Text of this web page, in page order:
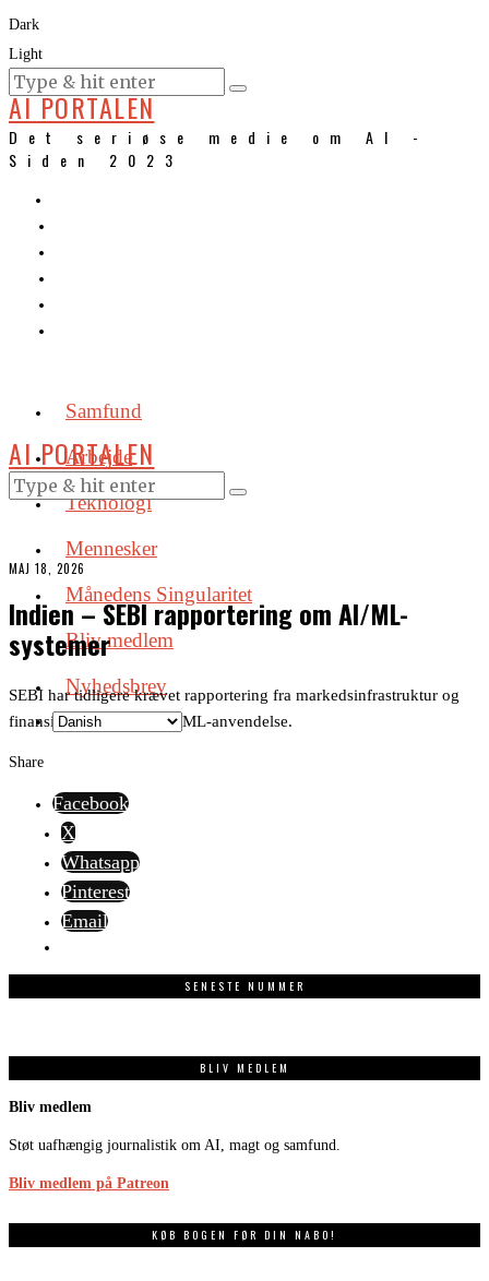
Dark
Light
KURSER
AI PORTALEN
Det seriøse medie om AI -
Siden 2023
Samfund
Arbejde
Teknologi
Mennesker
Månedens Singularitet
Bliv medlem
Nyhedsbrev
AI PORTALEN
MAJ 18, 2026
Indien – SEBI rapportering om AI/ML-
systemer
SEBI har tidligere krævet rapportering fra markedsinfrastruktur og
finansielle aktører om AI/ML-anvendelse.
Share
Facebook
X
Whatsapp
Pinterest
Email
SENESTE NUMMER
BLIV MEDLEM
Bliv medlem
Støt uafhængig journalistik om AI, magt og samfund.
Bliv medlem på Patreon
KØB BOGEN FØR DIN NABO!